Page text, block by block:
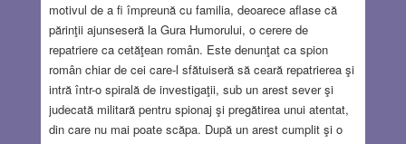
motivul de a fi împreună cu familia, deoarece aflase că
părinţii ajunseseră la Gura Humorului, o cerere de
repatriere ca cetăţean român. Este denunţat ca spion
român chiar de cei care-l sfătuiseră să ceară repatrierea şi
intră într-o spirală de investigaţii, sub un arest sever şi
judecată militară pentru spionaj şi pregătirea unui atentat,
din care nu mai poate scăpa. După un arest cumplit şi o